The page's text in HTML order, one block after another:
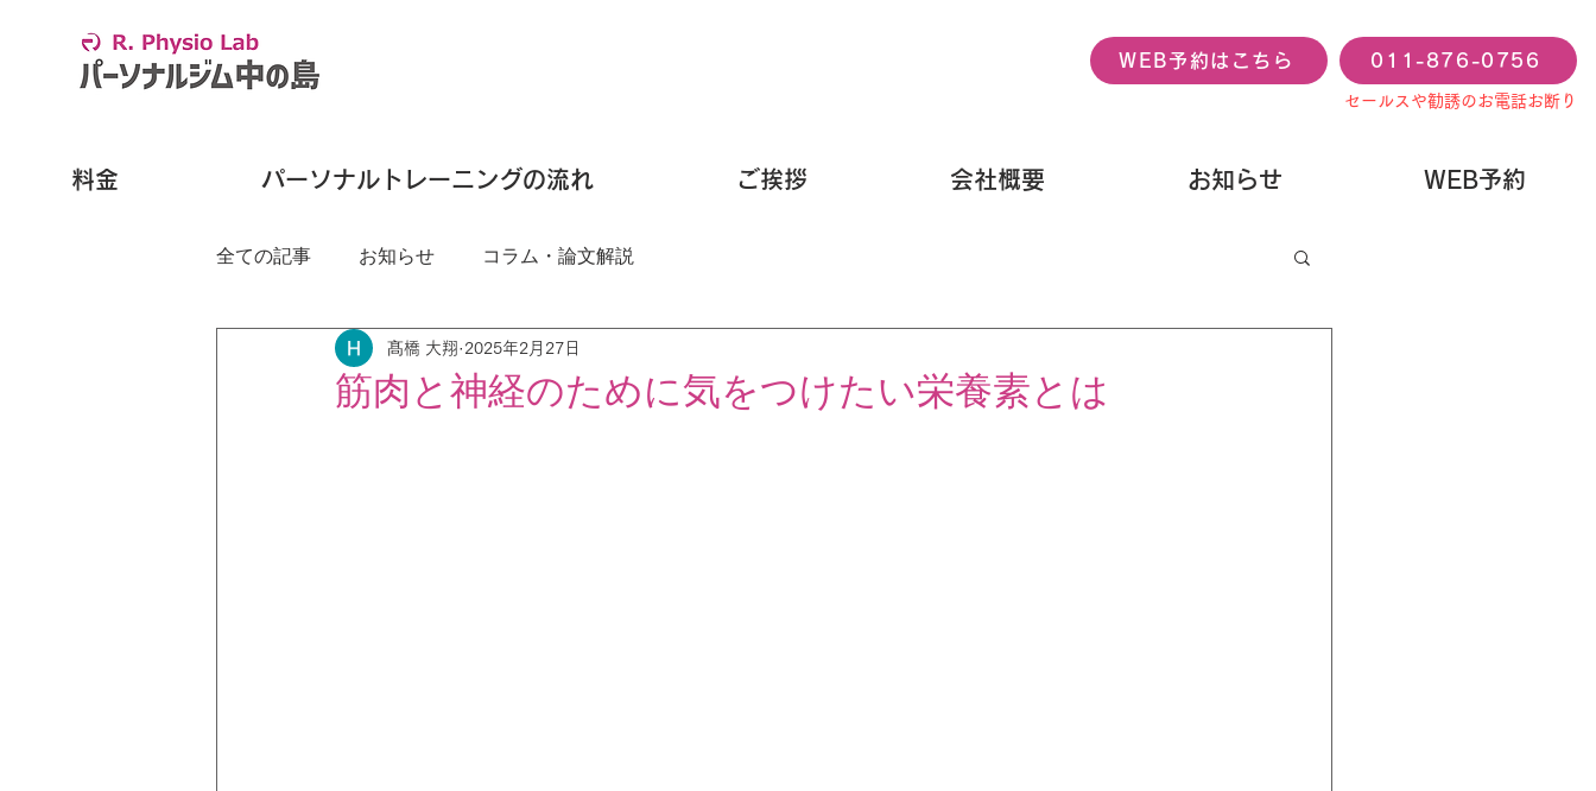
WEB予約はこちら 011-876-0756
セールスや勧誘のお電話お断り
料金 パーソナルトレーニングの流れ ご挨拶 会社概要 お知らせ WEB予約
全ての記事 お知らせ コラム・論文解説
筋肉と神経のために気をつけたい栄養素とは
髙橋 大翔 2025年2月27日